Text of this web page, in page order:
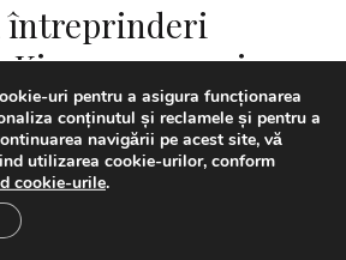
întreprinderi
precum şi
portuară şi nave
uri pentru a asigura funcționarea
conținutul și reclamele și pentru a
navigării pe acest site, vă
utilizarea cookie-urilor, conform
cookie-urile.